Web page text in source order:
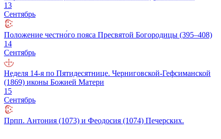
13
Сентябрь
Положение честно́го пояса Пресвятой Богородицы (395–408)
14
Сентябрь
Неделя 14-я по Пятидесятнице. Черниговской-Гефсиманской
(1869) иконы Божией Матери
15
Сентябрь
Прпп. Антония (1073) и Феодосия (1074) Печерских.